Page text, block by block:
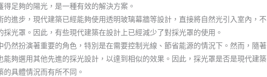
足夠的陽光，是一種有效的解決方案。
的進步，現代建築已經能夠使用透明玻璃幕牆等設計，直接將自然光引入室內，不
光罩。因此，有些現代建築在設計上已經減少了對採光罩的使用。
然扮演著重要的角色，特別是在需要控制光線、節省能源的情況下。然而，隨著
能夠選用其他先進的採光設計，以達到相似的效果。因此，採光罩是否是現代建築
具體情況而有所不同。